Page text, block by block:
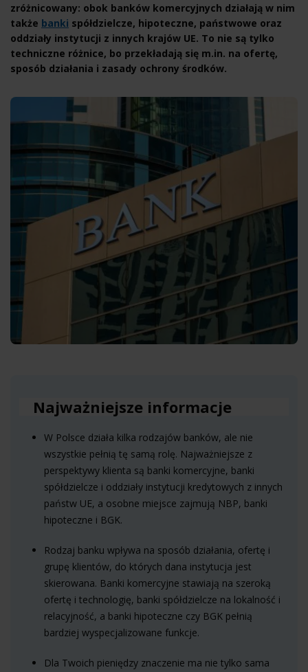
zróżnicowany: obok banków komercyjnych działają w nim
także banki spółdzielcze, hipoteczne, państwowe oraz
oddziały instytucji z innych krajów UE. To nie są tylko
techniczne różnice, bo przekładają się m.in. na ofertę,
sposób działania i zasady ochrony środków.
Najważniejsze informacje
W Polsce działa kilka rodzajów banków, ale nie
wszystkie pełnią tę samą rolę. Najważniejsze z
perspektywy klienta są banki komercyjne, banki
spółdzielcze i oddziały instytucji kredytowych z innych
państw UE, a osobne miejsce zajmują NBP, banki
hipoteczne i BGK.
Rodzaj banku wpływa na sposób działania, ofertę i
grupę klientów, do których dana instytucja jest
skierowana. Banki komercyjne stawiają na szeroką
ofertę i technologię, banki spółdzielcze na lokalność i
relacyjność, a banki hipoteczne czy BGK pełnią
bardziej wyspecjalizowane funkcje.
Dla Twoich pieniędzy znaczenie ma nie tylko sama